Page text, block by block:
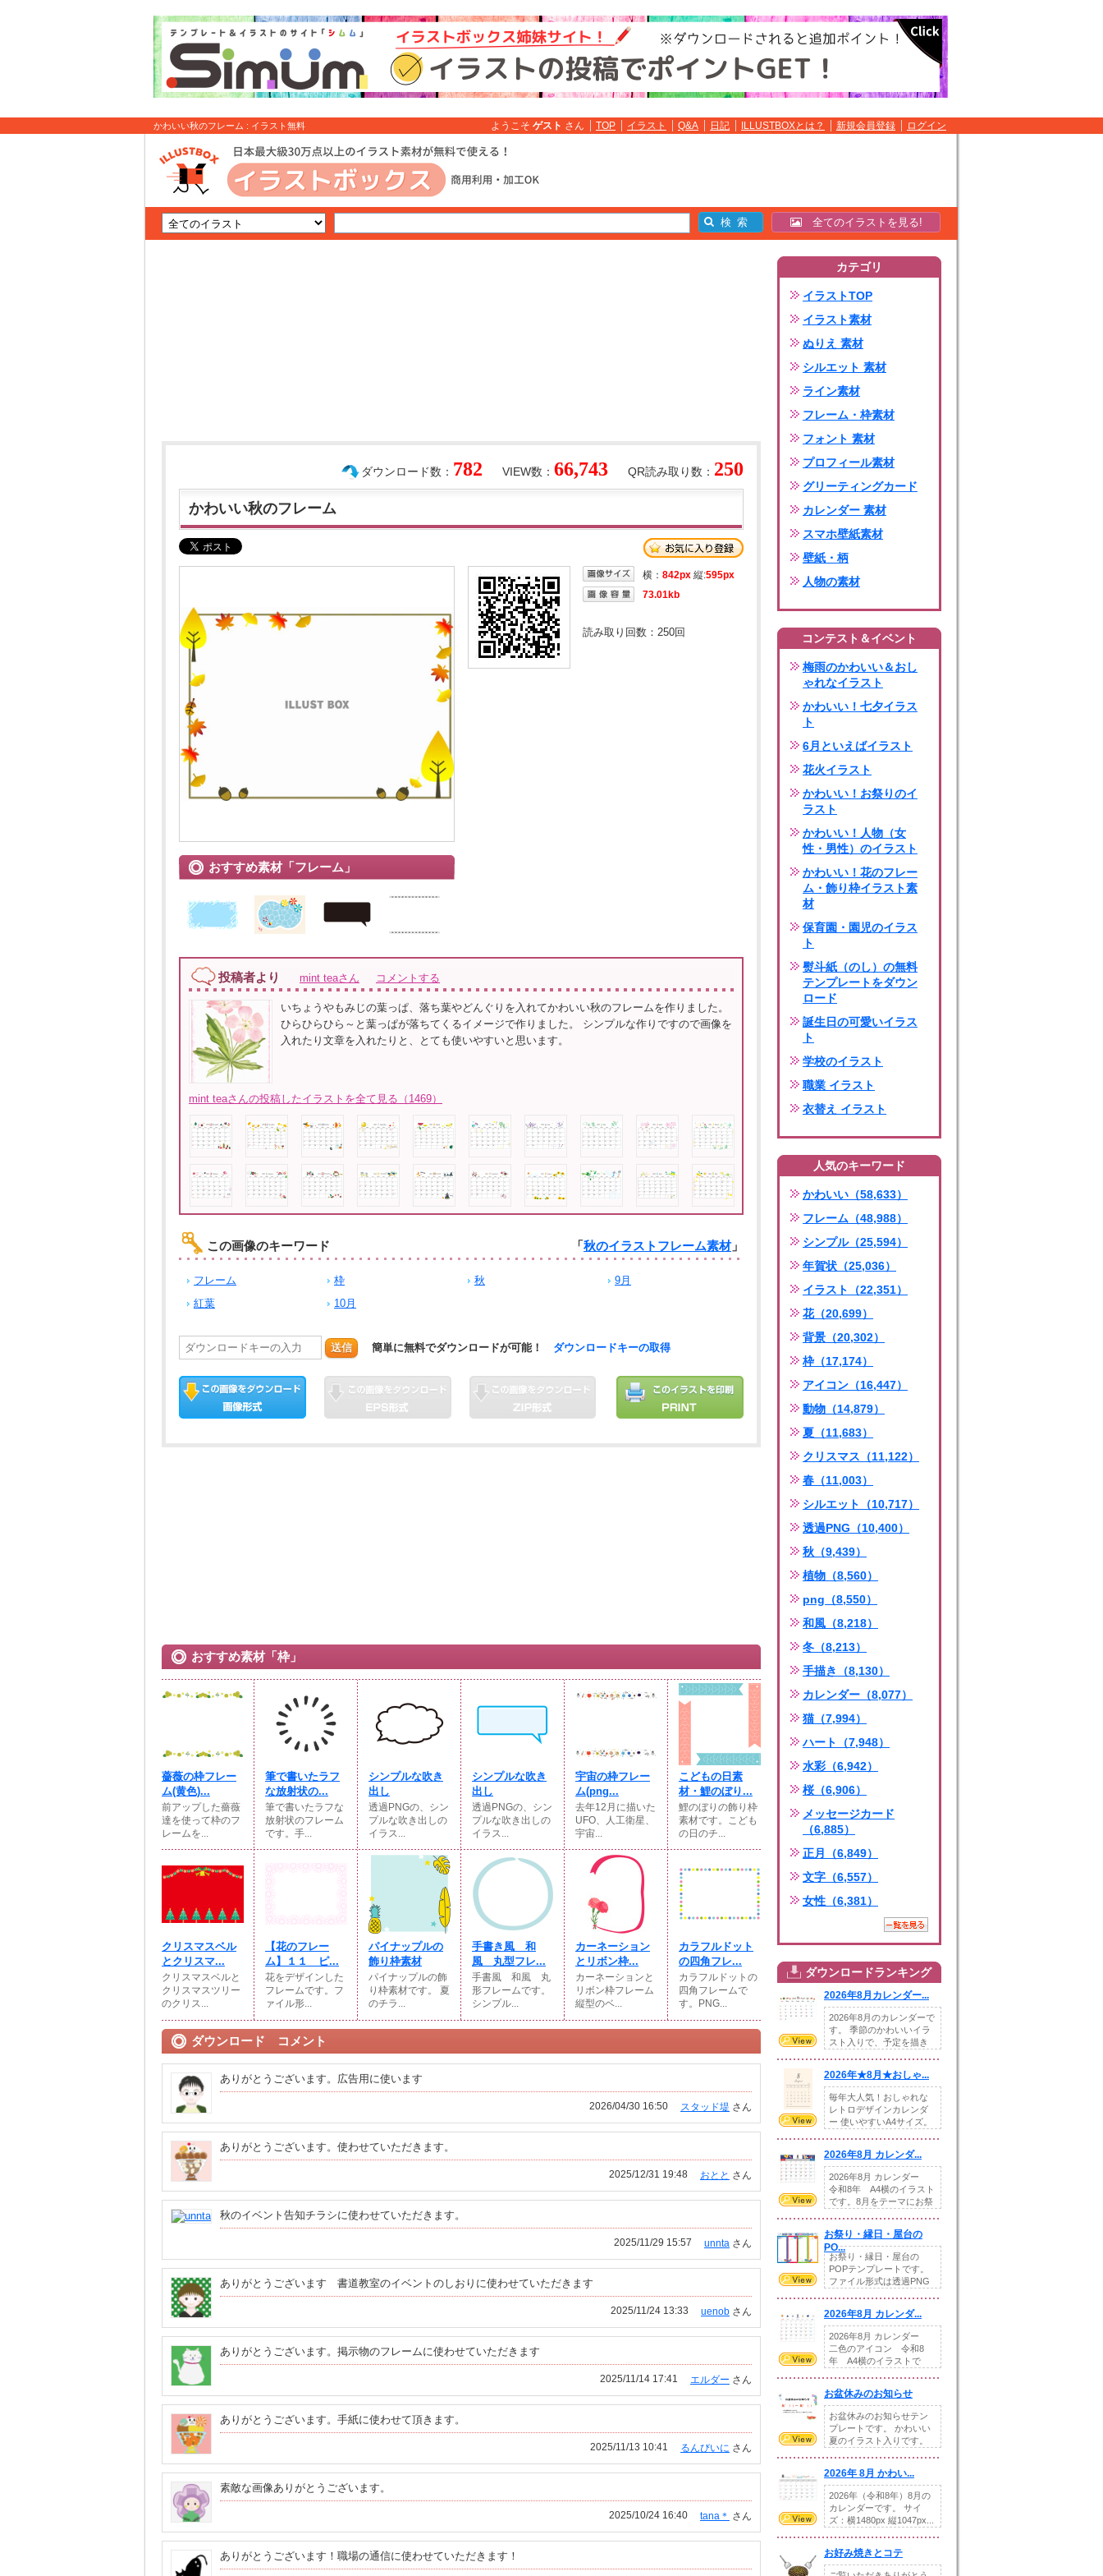
かわいい秋のフレーム : イラスト無料 ようこそ ゲスト さん TOP イラスト Q&A 日記 ILLUSTBOXとは？ 新規会員登録 ログイン
全てのイラストを見る!
QR読み取り数： 250
VIEW数： 66,743
ダウンロード数： 782
かわいい秋のフレーム
おすすめ素材「フレーム」
横： 842px 縦:595px
73.01kb
読み取り回数： 250回
投稿者より mint teaさん コメントする
いちょうやもみじの葉っぱ、落ち葉やどんぐりを入れてかわいい秋のフレームを作りました。
ひらひらひら～と葉っぱが落ちてくるイメージで作りました。 シンプルな作りですので画像を
入れたり文章を入れたりと、とても使いやすいと思います。
mint teaさんの投稿したイラストを全て見る（1469）
この画像のキーワード 「秋のイラストフレーム素材」
フレーム 枠 秋
9月
紅葉
10月
送信 簡単に無料でダウンロードが可能！ ダウンロードキーの取得
おすすめ素材「枠」
薔薇の枠フレー
ム(黄色)...
前アップした薔薇
達を使って枠のフ
レームを...
筆で書いたラフ
な放射状の...
筆で書いたラフな
放射状のフレーム
です。手...
シンプルな吹き
出し
透過PNGの、シン
プルな吹き出しの
イラス...
シンプルな吹き
出し
透過PNGの、シン
プルな吹き出しの
イラス...
宇宙の枠フレー
ム(png...
去年12月に描いた
UFO、人工衛星、
宇宙...
こどもの日素
材・鯉のぼり...
鯉のぼりの飾り枠
素材です。こども
の日のチ...
クリスマスベル
とクリスマ...
クリスマスベルと
クリスマスツリー
のクリス...
【花のフレー
ム】１１ ピ...
花をデザインした
フレームです。フ
ァイル形...
パイナップルの
飾り枠素材
パイナップルの飾
り枠素材です。 夏
のチラ...
手書き風 和
風 丸型フレ...
手書風 和風 丸
形フレームです。
シンプル...
カーネーション
とリボン枠...
カーネーションと
リボン枠フレーム
縦型のベ...
カラフルドット
の四角フレ...
カラフルドットの
四角フレームで
す。PNG...
ダウンロード コメント
ありがとうございます。広告用に使います
スタッド堤 さん
2026/04/30 16:50
ありがとうございます。使わせていただきます。
おとと さん
2025/12/31 19:48
秋のイベント告知チラシに使わせていただきます。
unnta さん
2025/11/29 15:57
ありがとうございます 書道教室のイベントのしおりに使わせていただきます
uenob さん
2025/11/24 13:33
ありがとうございます。掲示物のフレームに使わせていただきます
エルダー さん
2025/11/14 17:41
ありがとうございます。手紙に使わせて頂きます。
るんびいに さん
2025/11/13 10:41
素敵な画像ありがとうございます。
tana＊ さん
2025/10/24 16:40
ありがとうございます！職場の通信に使わせていただきます！
カテゴリ
イラストTOP
イラスト素材
ぬりえ 素材
シルエット 素材
ライン素材
フレーム・枠素材
フォント 素材
プロフィール素材
グリーティングカード
カレンダー 素材
スマホ壁紙素材
壁紙・柄
人物の素材
コンテスト＆イベント
梅雨のかわいい＆おし
ゃれなイラスト
かわいい！七夕イラス
ト
6月といえばイラスト
花火イラスト
かわいい！お祭りのイ
ラスト
かわいい！人物（女
性・男性）のイラスト
かわいい！花のフレー
ム・飾り枠イラスト素
材
保育園・園児のイラス
ト
熨斗紙（のし）の無料
テンプレートをダウン
ロード
誕生日の可愛いイラス
ト
学校のイラスト
職業 イラスト
衣替え イラスト
人気のキーワード
かわいい（58,633）
フレーム（48,988）
シンプル（25,594）
年賀状（25,036）
イラスト（22,351）
花（20,699）
背景（20,302）
枠（17,174）
アイコン（16,447）
動物（14,879）
夏（11,683）
クリスマス（11,122）
春（11,003）
シルエット（10,717）
透過PNG（10,400）
秋（9,439）
植物（8,560）
png（8,550）
和風（8,218）
冬（8,213）
手描き（8,130）
カレンダー（8,077）
猫（7,994）
ハート（7,948）
水彩（6,942）
桜（6,906）
メッセージカード
（6,885）
正月（6,849）
文字（6,557）
女性（6,381）
ダウンロードランキング
2026年8月カレンダー...
2026年8月のカレンダーで
す。 季節のかわいいイラ
スト入りで、予定を描き
2026年★8月★おしゃ...
毎年大人気！おしゃれな
レトロデザインカレンダ
ー 使いやすいA4サイズ。
2026年8月 カレンダ...
2026年8月 カレンダー
令和8年 A4横のイラスト
です。8月をテーマにお祭
お祭り・縁日・屋台の
PO...
お祭り・縁日・屋台の
POPテンプレートです。
ファイル形式は透過PNG
2026年8月 カレンダ...
2026年8月 カレンダー
二色のアイコン 令和8
年 A4横のイラストで
お盆休みのお知らせ
お盆休みのお知らせテン
プレートです。 かわいい
夏のイラスト入りです。
2026年 8月 かわい...
2026年（令和8年）8月の
カレンダーです。 サイ
ズ：横1480px 縦1047px...
お好み焼きとコテ